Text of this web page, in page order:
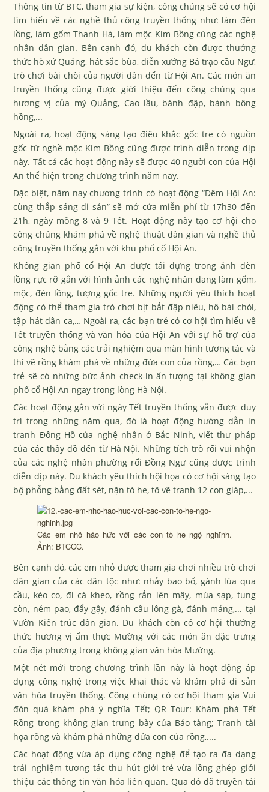
Thông tin từ BTC, tham gia sự kiện, công chúng sẽ có cơ hội
tìm hiểu về các nghề thủ công truyền thống như: làm đèn
lồng, làm gốm Thanh Hà, làm mộc Kim Bồng cùng các nghệ
nhân dân gian. Bên cạnh đó, du khách còn được thưởng
thức hò xứ Quảng, hát sắc bùa, diễn xướng Bả trạo cầu Ngư,
trò chơi bài chòi của người dân đến từ Hội An. Các món ăn
truyền thống cũng được giới thiệu đến công chúng qua
hương vị của mỳ Quảng, Cao lầu, bánh đập, bánh bông
hồng,...
Ngoài ra, hoạt động sáng tạo điêu khắc gốc tre có nguồn
gốc từ nghề mộc Kim Bồng cũng được trình diễn trong dịp
này. Tất cả các hoạt động này sẽ được 40 người con của Hội
An thể hiện trong chương trình năm nay.
Đặc biệt, năm nay chương trình có hoạt động “Đêm Hội An:
cùng thắp sáng di sản” sẽ mở cửa miễn phí từ 17h30 đến
21h, ngày mồng 8 và 9 Tết. Hoạt động này tạo cơ hội cho
công chúng khám phá về nghệ thuật dân gian và nghề thủ
công truyền thống gắn với khu phố cổ Hội An.
Không gian phố cổ Hội An được tái dựng trong ánh đèn
lồng rực rỡ gắn với hình ảnh các nghệ nhân đang làm gốm,
mộc, đèn lồng, tượng gốc tre. Những người yêu thích hoạt
động có thể tham gia trò chơi bịt bắt đập niêu, hô bài chòi,
tập hát dân ca,… Ngoài ra, các bạn trẻ có cơ hội tìm hiểu về
Tết truyền thống và văn hóa của Hội An với sự hỗ trợ của
công nghệ bằng các trải nghiệm qua màn hình tương tác và
thi vẽ rồng khám phá về những đứa con của rồng,… Các bạn
trẻ sẽ có những bức ảnh check-in ấn tượng tại không gian
phố cổ Hội An ngay trong lòng Hà Nội.
Các hoạt động gắn với ngày Tết truyền thống vẫn được duy
trì trong những năm qua, đó là hoạt động hướng dẫn in
tranh Đông Hồ của nghệ nhân ở Bắc Ninh, viết thư pháp
của các thầy đồ đến từ Hà Nội. Những tích trò rối vui nhộn
của các nghệ nhân phường rối Đồng Ngư cũng được trình
diễn dịp này. Du khách yêu thích hội họa có cơ hội sáng tạo
bộ phỗng bằng đất sét, nặn tò he, tô vẽ tranh 12 con giáp,...
Các em nhỏ háo hức với các con tò he ngộ nghĩnh.
Ảnh: BTCCC.
Bên cạnh đó, các em nhỏ được tham gia chơi nhiều trò chơi
dân gian của các dân tộc như: nhảy bao bố, gánh lúa qua
cầu, kéo co, đi cà kheo, rồng rắn lên mây, múa sạp, tung
còn, ném pao, đẩy gậy, đánh cầu lông gà, đánh mảng,... tại
Vườn Kiến trúc dân gian. Du khách còn có cơ hội thưởng
thức hương vị ẩm thực Mường với các món ăn đặc trưng
của địa phương trong không gian văn hóa Mường.
Một nét mới trong chương trình lần này là hoạt động áp
dụng công nghệ trong việc khai thác và khám phá di sản
văn hóa truyền thống. Công chúng có cơ hội tham gia Vui
đón quà khám phá ý nghĩa Tết; QR Tour: Khám phá Tết
Rồng trong không gian trưng bày của Bảo tàng; Tranh tài
họa rồng và khám phá những đứa con của rồng,....
Các hoạt động vừa áp dụng công nghệ để tạo ra đa dạng
trải nghiệm tương tác thu hút giới trẻ vừa lồng ghép giới
thiệu các thông tin văn hóa liên quan. Qua đó đã truyền tải